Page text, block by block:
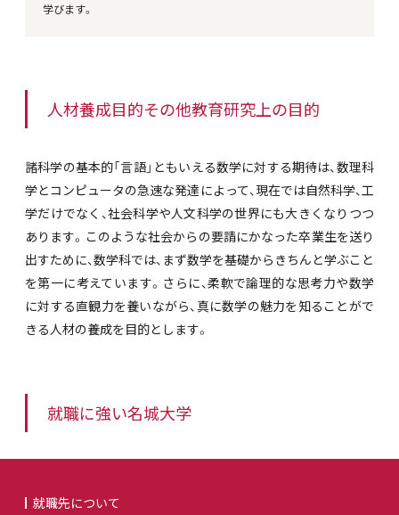
学びます。
人材養成目的その他教育研究上の目的
諸科学の基本的「言語」ともいえる数学に対する期待は、数理科
学とコンピュータの急速な発達によって、現在では自然科学、工
学だけでなく、社会科学や人文科学の世界にも大きくなりつつ
あります。このような社会からの要請にかなった卒業生を送り
出すために、数学科では、まず数学を基礎からきちんと学ぶこと
を第一に考えています。さらに、柔軟で論理的な思考力や数学
に対する直観力を養いながら、真に数学の魅力を知ることがで
きる人材の養成を目的とします。
就職に強い名城大学
就職先について